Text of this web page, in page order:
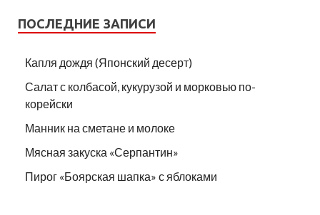
ПОСЛЕДНИЕ ЗАПИСИ
Капля дождя (Японский десерт)
Салат с колбасой, кукурузой и морковью по-
корейски
Манник на сметане и молоке
Мясная закуска «Серпантин»
Пирог «Боярская шапка» с яблоками